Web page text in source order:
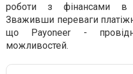
роботи з фінансами в
Зваживши переваги
що Payoneer -
можливостей.